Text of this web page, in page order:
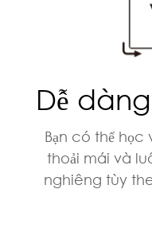
Dễ
Bạn có thể học
thoải mái và
nghiêng tùy